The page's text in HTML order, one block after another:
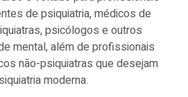
de psiquiatria, médicos de
psicólogos e outros
mental, além de profissionais
não-psiquiatras que desejam
moderna.